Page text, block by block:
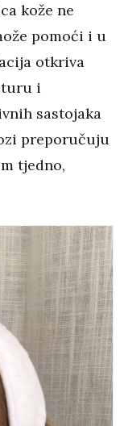
kože ne
pomoći i u
otkriva
i
sastojaka
preporučuju
tjedno,